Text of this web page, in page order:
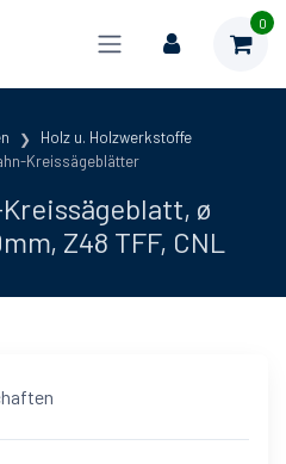
0
Holz u. Holzwerkstoffe
Kreissägeblätter
ø
Z48 TFF, CNL